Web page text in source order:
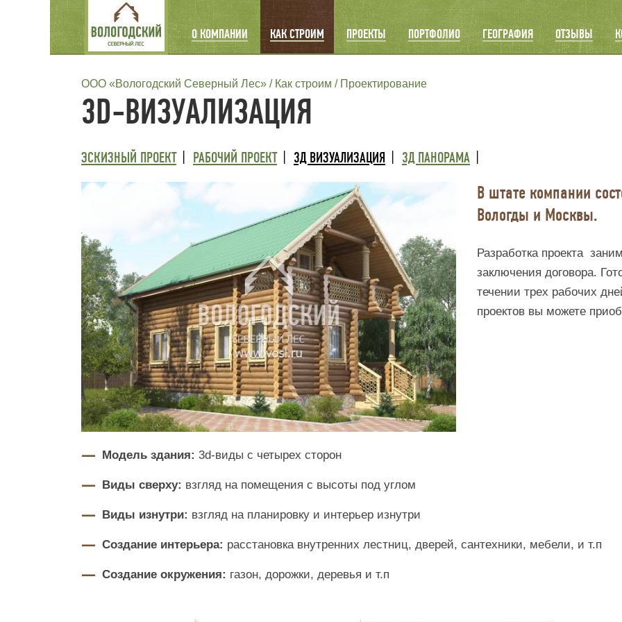
MAIN
NAVIGATION
О КОМПАНИИ КАК СТРОИМ ПРОЕКТЫ ПОРТФОЛИО ГЕОГРАФИЯ ОТЗЫВЫ
СТРОКА
НАВИГАЦИИ
ООО «Вологодский Северный Лес» Как строим Проектирование
3D-ВИЗУАЛИЗАЦИЯ
ТРЕТИЙ
УРОВЕНЬ
ЭСКИЗНЫЙ ПРОЕКТ РАБОЧИЙ ПРОЕКТ 3Д ВИЗУАЛИЗАЦИЯ 3Д ПАНОРАМА
В штате компании
Вологды и Москвы.
Разработка проекта
заключения договора.
течении трех рабочих
проектов вы можете
Модель здания: 3d-виды с четырех сторон
Виды сверху: взгляд на помещения с высоты под углом
Виды изнутри: взгляд на планировку и интерьер изнутри
Создание интерьера: расстановка внутренних лестниц, дверей, сантехники, мебели, и т.п
Cоздание окружения: газон, дорожки, деревья и т.п